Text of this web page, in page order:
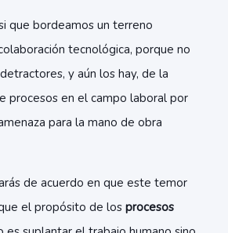
que bordeamos un terreno
tecnológica, porque no
y aún los hay, de la
procesos en el campo laboral por
para la mano de obra
de acuerdo en que este temor
el propósito de los procesos